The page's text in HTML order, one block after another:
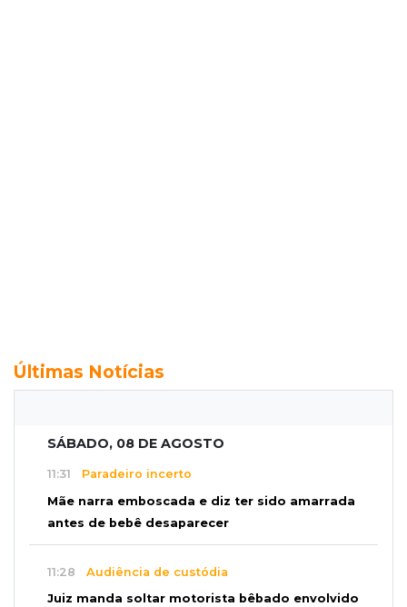
Últimas Notícias
SÁBADO, 08 DE AGOSTO
11:31 Paradeiro incerto
Mãe narra emboscada e diz ter sido amarrada
antes de bebê desaparecer
11:28 Audiência de custódia
Juiz manda soltar motorista bêbado envolvido